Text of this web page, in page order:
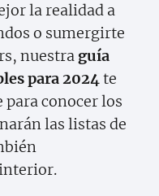
la realidad a
o sumergirte
nuestra guía
para 2024te
conocer los
las listas de